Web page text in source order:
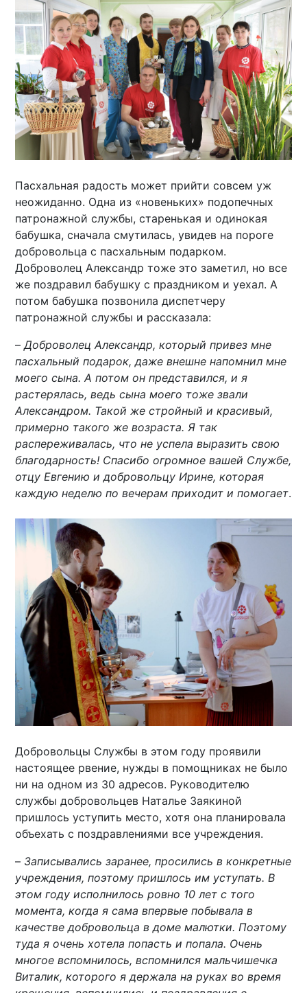
Пасхальная радость может прийти совсем уж
неожиданно. Одна из «новеньких» подопечных
патронажной службы, старенькая и одинокая
бабушка, сначала смутилась, увидев на пороге
добровольца с пасхальным подарком.
Доброволец Александр тоже это заметил, но все
же поздравил бабушку с праздником и уехал. А
потом бабушка позвонила диспетчеру
патронажной службы и рассказала:
–Доброволец Александр, который привез мне
пасхальный подарок, даже внешне напомнил мне
моего сына. А потом он представился, и я
растерялась, ведь сына моего тоже звали
Александром. Такой же стройный и красивый,
примерно такого же возраста. Я так
распереживалась, что не успела выразить свою
благодарность! Спасибо огромное вашей Службе,
отцу Евгению и добровольцу Ирине, которая
каждую неделю по вечерам приходит и помогает.
Добровольцы Службы в этом году проявили
настоящее рвение, нужды в помощниках не было
ни на одном из 30 адресов. Руководителю
службы добровольцев Наталье Заякиной
пришлось уступить место, хотя она планировала
объехать с поздравлениями все учреждения.
– Записывались заранее, просились в конкретные
учреждения, поэтому пришлось им уступать. В
этом году исполнилось ровно 10 лет с того
момента, когда я сама впервые побывала в
качестве добровольца в доме малютки. Поэтому
туда я очень хотела попасть и попала. Очень
многое вспомнилось, вспомнился мальчишечка
Виталик, которого я держала на руках во время